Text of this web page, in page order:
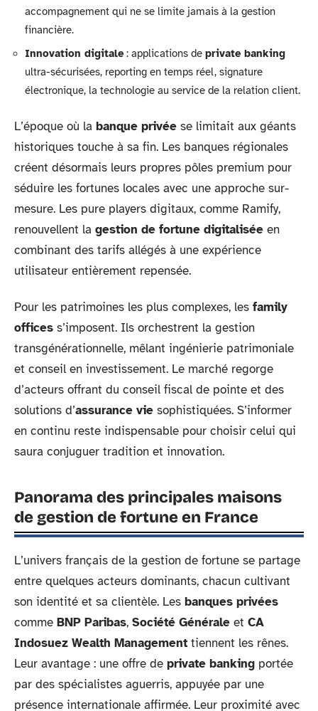
accompagnement qui ne se limite jamais à la gestion
financière.
Innovation digitale: applications de private banking
ultra-sécurisées, reporting en temps réel, signature
électronique, la technologie au service de la relation client.
L’époque où la banque privée se limitait aux géants
historiques touche à sa fin. Les banques régionales
créent désormais leurs propres pôles premium pour
séduire les fortunes locales avec une approche sur-
mesure. Les pure players digitaux, comme Ramify,
renouvellent la gestion de fortune digitalisée en
combinant des tarifs allégés à une expérience
utilisateur entièrement repensée.
Pour les patrimoines les plus complexes, les family
offices s’imposent. Ils orchestrent la gestion
transgénérationnelle, mêlant ingénierie patrimoniale
et conseil en investissement. Le marché regorge
d’acteurs offrant du conseil fiscal de pointe et des
solutions d’assurance vie sophistiquées. S’informer
en continu reste indispensable pour choisir celui qui
saura conjuguer tradition et innovation.
Panorama des principales maisons
de gestion de fortune en France
L’univers français de la gestion de fortune se partage
entre quelques acteurs dominants, chacun cultivant
son identité et sa clientèle. Les banques privées
comme BNP Paribas, Société Générale et CA
Indosuez Wealth Management tiennent les rênes.
Leur avantage : une offre de private banking portée
par des spécialistes aguerris, appuyée par une
présence internationale affirmée. Leur proximité avec